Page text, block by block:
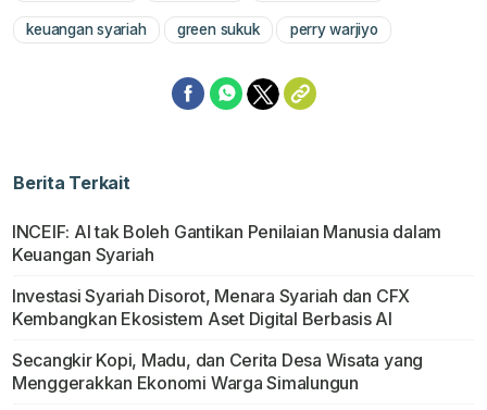
keuangan syariah green sukuk perry warjiyo
Berita Terkait
INCEIF: AI tak Boleh Gantikan Penilaian Manusia dalam
Keuangan Syariah
Investasi Syariah Disorot, Menara Syariah dan CFX
Kembangkan Ekosistem Aset Digital Berbasis AI
Secangkir Kopi, Madu, dan Cerita Desa Wisata yang
Menggerakkan Ekonomi Warga Simalungun